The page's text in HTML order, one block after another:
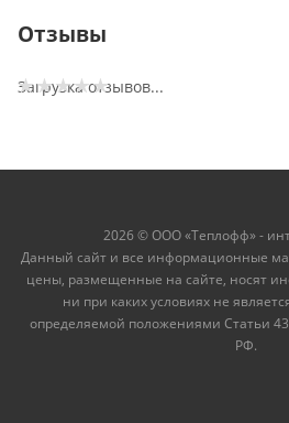
Отзывы
Загрузка отзывов...
2026 © ООО «Теплофф» -
Данный сайт и все информационные
цены, размещенные на сайте, носят
ни при каких условиях не
определяемой положениями Статьи
РФ.